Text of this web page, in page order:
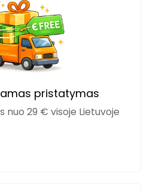
pristatymas
nuo 29 € visoje Lietuvoje